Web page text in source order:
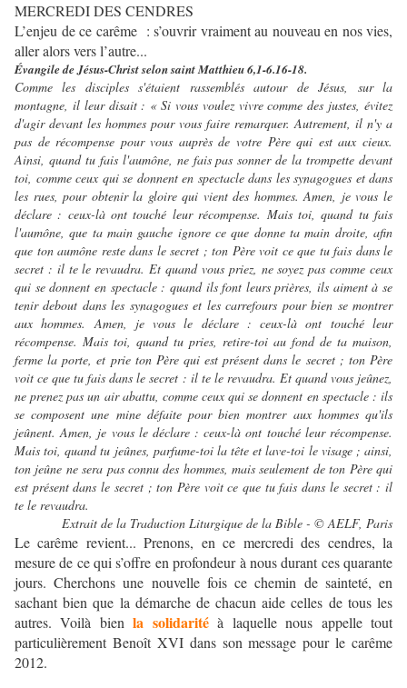
MERCREDI DES CENDRES
L’enjeu de ce carême : s’ouvrir vraiment au nouveau en nos vies,
aller alors vers l’autre...
Évangile de Jésus-Christ selon saint Matthieu 6,1-6.16-18.
Comme les disciples s'étaient rassemblés autour de Jésus, sur la
montagne, il leur disait : « Si vous voulez vivre comme des justes, évitez
d'agir devant les hommes pour vous faire remarquer. Autrement, il n'y a
pas de récompense pour vous auprès de votre Père qui est aux cieux.
Ainsi, quand tu fais l'aumône, ne fais pas sonner de la trompette devant
toi, comme ceux qui se donnent en spectacle dans les synagogues et dans
les rues, pour obtenir la gloire qui vient des hommes. Amen, je vous le
déclare : ceux-là ont touché leur récompense. Mais toi, quand tu fais
l'aumône, que ta main gauche ignore ce que donne ta main droite, afin
que ton aumône reste dans le secret ; ton Père voit ce que tu fais dans le
secret : il te le revaudra. Et quand vous priez, ne soyez pas comme ceux
qui se donnent en spectacle : quand ils font leurs prières, ils aiment à se
tenir debout dans les synagogues et les carrefours pour bien se montrer
aux hommes. Amen, je vous le déclare : ceux-là ont touché leur
récompense. Mais toi, quand tu pries, retire-toi au fond de ta maison,
ferme la porte, et prie ton Père qui est présent dans le secret ; ton Père
voit ce que tu fais dans le secret : il te le revaudra. Et quand vous jeûnez,
ne prenez pas un air abattu, comme ceux qui se donnent en spectacle : ils
se composent une mine défaite pour bien montrer aux hommes qu'ils
jeûnent. Amen, je vous le déclare : ceux-là ont touché leur récompense.
Mais toi, quand tu jeûnes, parfume-toi la tête et lave-toi le visage ; ainsi,
ton jeûne ne sera pas connu des hommes, mais seulement de ton Père qui
est présent dans le secret ; ton Père voit ce que tu fais dans le secret : il
te le revaudra.
Extrait de la Traduction Liturgique de la Bible - © AELF, Paris
Le carême revient... Prenons, en ce mercredi des cendres, la
mesure de ce qui s’offre en profondeur à nous durant ces quarante
jours. Cherchons une nouvelle fois ce chemin de sainteté, en
sachant bien que la démarche de chacun aide celles de tous les
autres. Voilà bienla solidaritéà laquelle nous appelle tout
particulièrement Benoît XVI dans son message pour le carême
2012.